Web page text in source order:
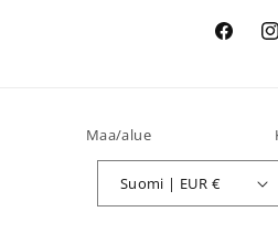
Facebook
Maa/alue
Suomi | EUR €